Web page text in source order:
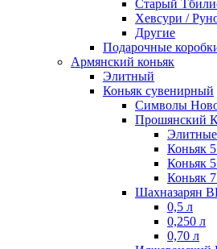
Старый
Хевсури /
Другие
Подарочные
Армянский коньяк
Элитный
Коньяк сувенирный
Символы
Прошянский
Элитные
Коньяк
Коньяк
Коньяк
Шахназарян
0,5 л
0,250 л
0,70 л